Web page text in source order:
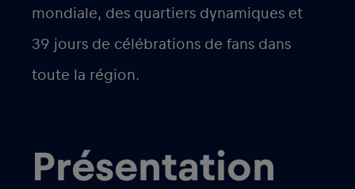
mondiale, des quartiers dynamiques et
39 jours de célébrations de fans dans
toute la région.
Présentation